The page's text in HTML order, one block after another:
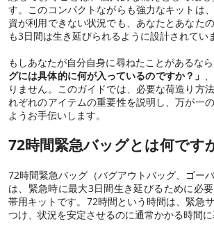
す。このコンパクトながらも強力なキットは
資が利用できない状況でも、あなたとあなた
も3日間は生き延びられるように設計されてい
もしあなたが自分自身に尋ねたことがあるなら
グには具体的に何が入っているのですか？」
りません。このガイドでは、必要な荷造り方
れぞれのアイテムの重要性を説明し、万が一
ようお手伝いします。
72時間緊急バッグとは何です
72時間緊急バッグ（バグアウトバッグ、ゴー
は、緊急時に最大3日間生き延びるために必
帯用キットです。72時間という時間は、緊急
つけ、状況を安定させるのに通常かかる時間に